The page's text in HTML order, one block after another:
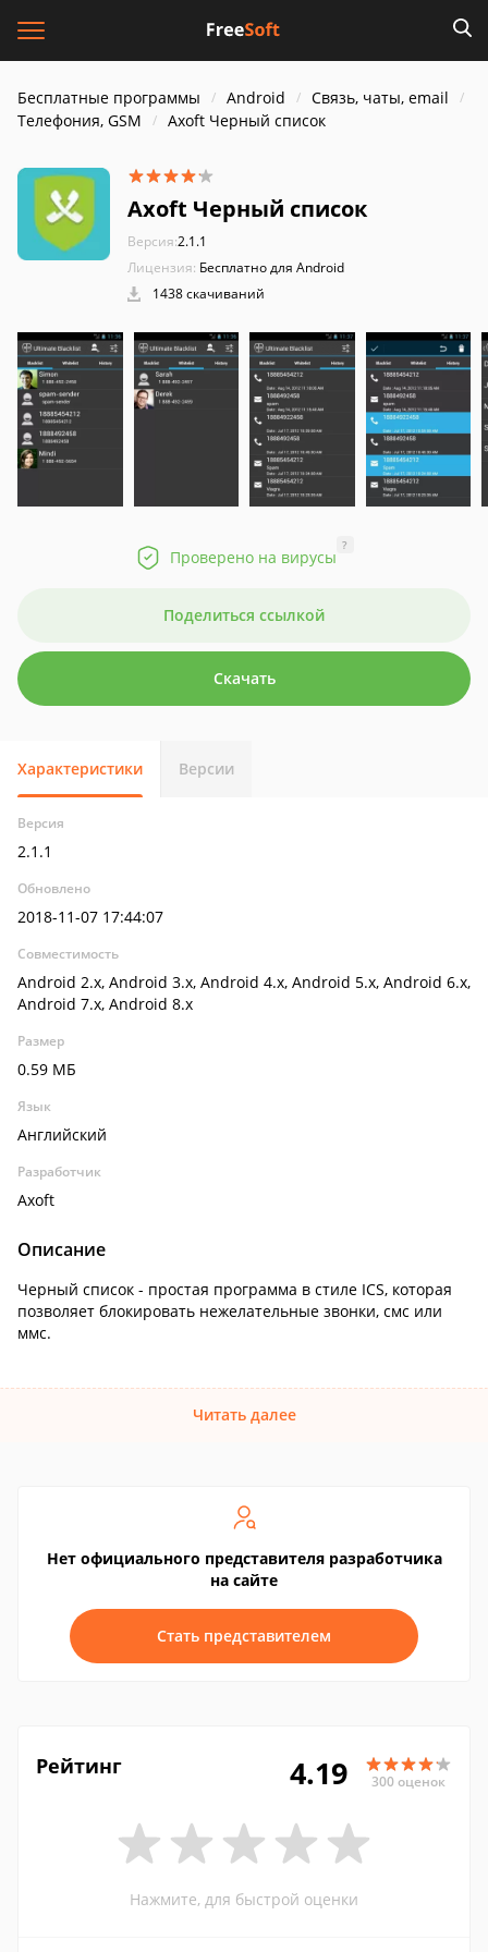
Бесплатные программы Android
Связь, чаты, email
Телефония, GSM
Axoft Черный список
Axoft Черный список
Версия:2.1.1
Лицензия: Бесплатно для Android
1438 скачиваний
Проверено на вирусы
?
Поделиться ссылкой
Скачать
Характеристики Версии
Версия
2.1.1
Обновлено
2018-11-07 17:44:07
Совместимость
Android 2.x, Android 3.x, Android 4.x, Android 5.x, Android 6.x,
Android 7.x, Android 8.x
Размер
0.59 МБ
Язык
Английский
Разработчик
Axoft
Описание
Черный список - простая программа в стиле ICS, которая
позволяет блокировать нежелательные звонки, смс или
ммс.
Читать далее
Нет официального представителя разработчика
на сайте
Стать представителем
Рейтинг 4.19 300 оценок
Нажмите, для быстрой оценки